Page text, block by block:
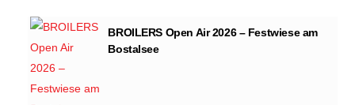
BROILERS Open Air 2026 – Festwiese am
Bostalsee